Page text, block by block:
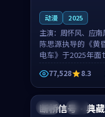
动漫 2025
主演： 周怀风、应南
陈思源执导的《黄
电车》于2025年面
日本的城市气质与
故事的人物心境共
筑了影片基调。周
风、应南风用细腻的
演撑起整部动作电影
77,528 8.3
法国 杜比
断桥信号·典藏